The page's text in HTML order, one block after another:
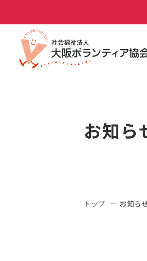
お知ら
トップ お知ら